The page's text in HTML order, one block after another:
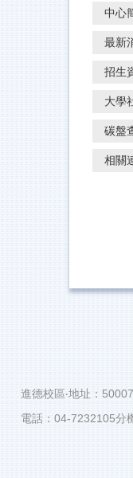
中心
最新
招生
大學
碳盤
相關
進德校區‧地址：
電話：04-7232105分